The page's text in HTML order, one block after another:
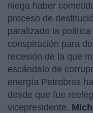
niega haber
proceso de
paralizado la
conspiración para
recesión de la que
escándalo de
energía Petrobras
desde que fue
vicepresidente,